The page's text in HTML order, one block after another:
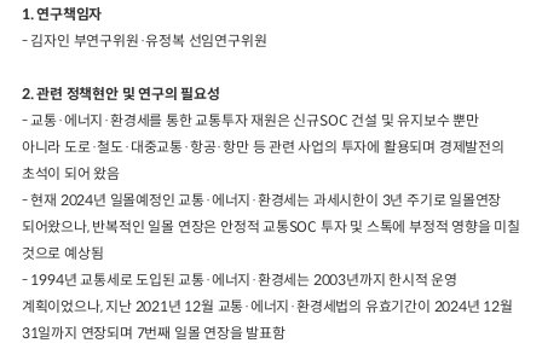
1. 연구책임자
- 김자인 부연구위원·유정복 선임연구위원
2. 관련 정책현안 및 연구의 필요성
- 교통·에너지·환경세를 통한 교통투자 재원은 신규SOC 건설 및 유지보수 뿐만
아니라 도로·철도·대중교통·항공·항만 등 관련 사업의 투자에 활용되며 경제발전의
초석이 되어 왔음
- 현재 2024년 일몰예정인 교통·에너지·환경세는 과세시한이 3년 주기로 일몰연장
되어왔으나, 반복적인 일몰 연장은 안정적 교통SOC 투자 및 스톡에 부정적 영향을 미칠
것으로 예상됨
- 1994년 교통세로 도입된 교통·에너지·환경세는 2003년까지 한시적 운영
계획이었으나, 지난 2021년 12월 교통·에너지·환경세법의 유효기간이 2024년 12월
31일까지 연장되며 7번째 일몰 연장을 발표함
2024년 국가교통조사 및 분석
전국여객OD 여객통행량
통행발생모형
권역별통행지표
교통수요예측
2024.12.31
소화물배송대행
2025.09.30